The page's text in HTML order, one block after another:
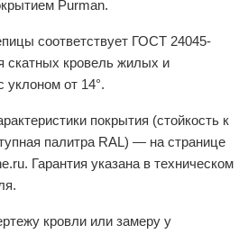
Purman.
соответствует ГОСТ 24045-
скатных кровель жилых и
уклоном от 14°.
покрытия (стойкость к
палитра RAL) — на странице
Гарантия указана в техническом
кровли или замеру у